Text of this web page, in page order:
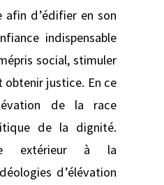
d’édifier en son
indispensable
social, stimuler
obtenir justice. En ce
de la race
de la dignité.
extérieur à la
d’élévation